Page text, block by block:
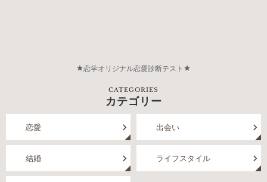
恋学オリジナル恋愛診断テスト
CATEGORIES
カテゴリー
恋愛 出会い
結婚 ライフスタイル